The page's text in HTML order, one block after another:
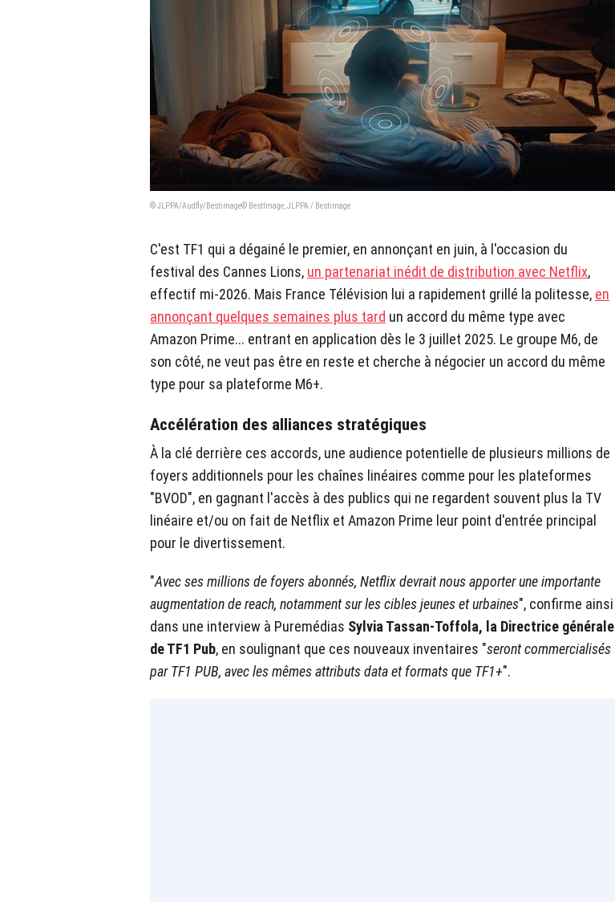
© JLPPA/Audfly/Bestimage© BestImage, JLPPA / Bestimage
C'est TF1 qui a dégainé le premier, en annonçant en juin, à l'occasion du
festival des Cannes Lions, un partenariat inédit de distribution avec Netflix,
effectif mi-2026. Mais France Télévision lui a rapidement grillé la politesse, en
annonçant quelques semaines plus tard un accord du même type avec
Amazon Prime... entrant en application dès le 3 juillet 2025. Le groupe M6, de
son côté, ne veut pas être en reste et cherche à négocier un accord du même
type pour sa plateforme M6+.
Accélération des alliances stratégiques
À la clé derrière ces accords, une audience potentielle de plusieurs millions de
foyers additionnels pour les chaînes linéaires comme pour les plateformes
"BVOD", en gagnant l'accès à des publics qui ne regardent souvent plus la TV
linéaire et/ou on fait de Netflix et Amazon Prime leur point d'entrée principal
pour le divertissement.
"Avec ses millions de foyers abonnés, Netflix devrait nous apporter une importante
augmentation de reach, notamment sur les cibles jeunes et urbaines", confirme ainsi
dans une interview à Puremédias Sylvia Tassan-Toffola, la Directrice générale
de TF1 Pub, en soulignant que ces nouveaux inventaires "seront commercialisés
par TF1 PUB, avec les mêmes attributs data et formats que TF1+".